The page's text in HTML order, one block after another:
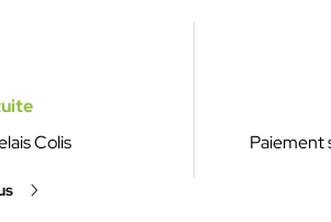
Colis
Paiement